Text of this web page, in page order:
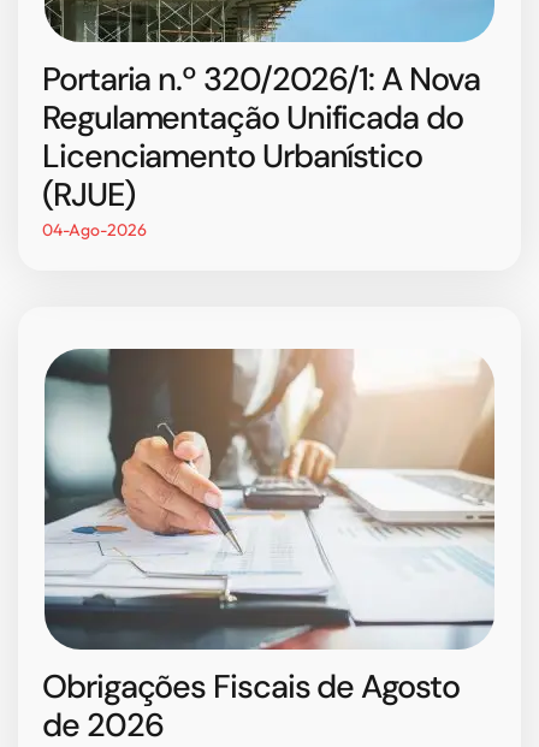
Portaria n.º 320/2026/1: A Nova
Regulamentação Unificada do
Licenciamento Urbanístico
(RJUE)
04-Ago-2026
Obrigações Fiscais de Agosto
de 2026